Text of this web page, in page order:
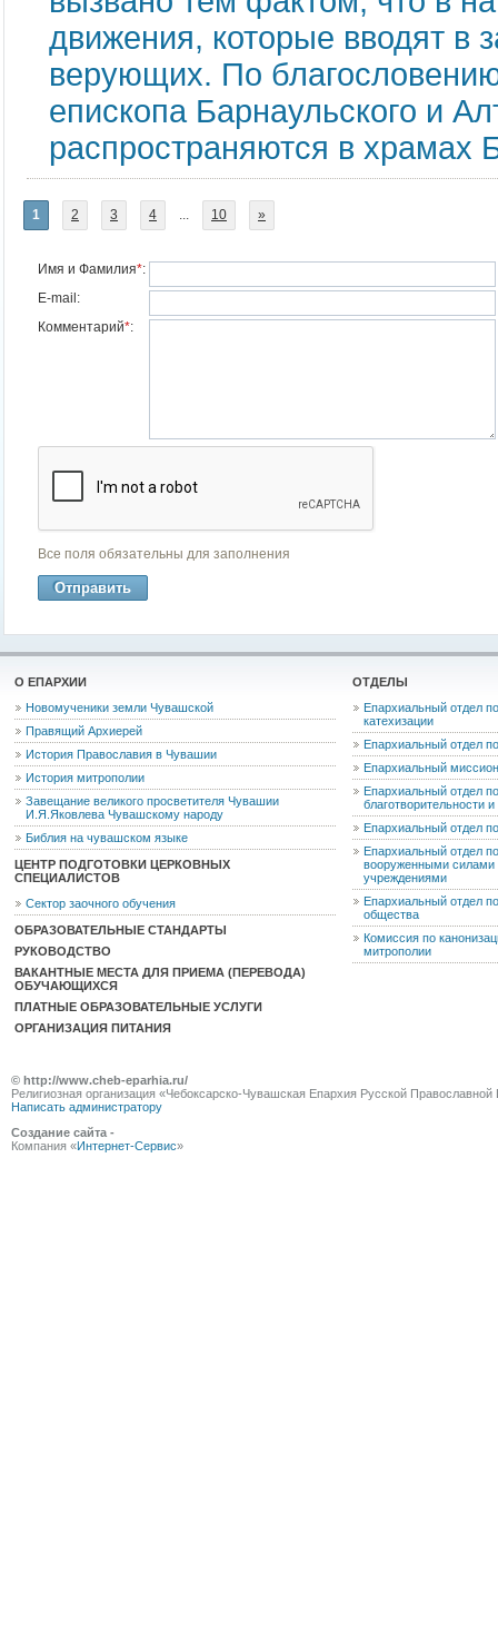
движения, которые вводят в
верующих. По
епископа Барнаульского и
распространяются в храмах
1 2 3 4 ... 10 »
Имя и Фамилия*:
E-mail:
Комментарий*:
Все поля обязательны для заполнения
О ЕПАРХИИ
Новомученики земли Чувашской
Правящий Архиерей
История Православия в Чувашии
История митрополии
Завещание великого просветителя Чувашии
И.Я.Яковлева Чувашскому народу
Библия на чувашском языке
ЦЕНТР ПОДГОТОВКИ ЦЕРКОВНЫХ
СПЕЦИАЛИСТОВ
Сектор заочного обучения
ОБРАЗОВАТЕЛЬНЫЕ СТАНДАРТЫ
РУКОВОДСТВО
ВАКАНТНЫЕ МЕСТА ДЛЯ ПРИЕМА (ПЕРЕВОДА)
ОБУЧАЮЩИХСЯ
ПЛАТНЫЕ ОБРАЗОВАТЕЛЬНЫЕ УСЛУГИ
ОРГАНИЗАЦИЯ ПИТАНИЯ
ОТДЕЛЫ
Епархиальный отдел
катехизации
Епархиальный отдел
Епархиальный
Епархиальный отдел
благотворительности
Епархиальный отдел
Епархиальный отдел
вооруженными силами
учреждениями
Епархиальный отдел
общества
Комиссия по
митрополии
© http://www.cheb-eparhia.ru/
Религиозная организация «Чебоксарско-Чувашская Епархия Русской
Написать администратору
Создание сайта -
Компания «Интернет-Сервис»